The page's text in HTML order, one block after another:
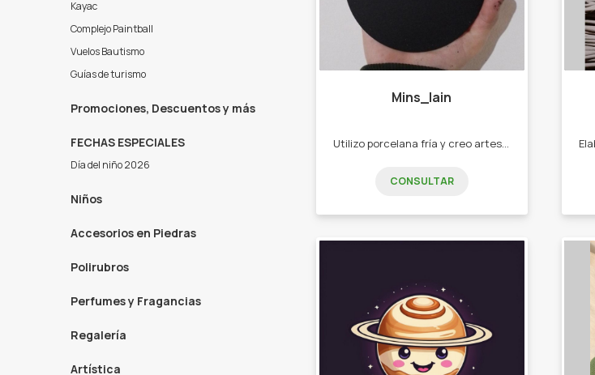
Kayac
Complejo Paintball
Vuelos Bautismo
Guías de turismo
Promociones, Descuentos y más
FECHAS ESPECIALES
Día del niño 2026
Niños
Accesorios en Piedras
Polirubros
Perfumes y Fragancias
Regalería
Artística
Mins_lain
CONSULTAR